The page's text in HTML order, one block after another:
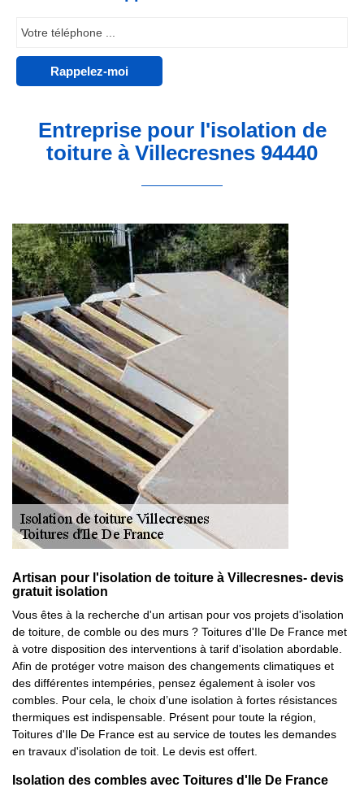
Entreprise pour l'isolation de
toiture à Villecresnes 94440
Artisan pour l'isolation de toiture à Villecresnes- devis
gratuit isolation
Vous êtes à la recherche d'un artisan pour vos projets d'isolation
de toiture, de comble ou des murs ? Toitures d'Ile De France met
à votre disposition des interventions à tarif d'isolation abordable.
Afin de protéger votre maison des changements climatiques et
des différentes intempéries, pensez également à isoler vos
combles. Pour cela, le choix d’une isolation à fortes résistances
thermiques est indispensable. Présent pour toute la région,
Toitures d'Ile De France est au service de toutes les demandes
en travaux d'isolation de toit. Le devis est offert.
Isolation des combles avec Toitures d'Ile De France